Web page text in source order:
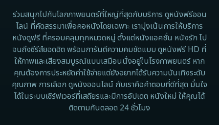
Drama ดราม่า
Dystopian
Emotional
Erotic
Family ครอบครัว
ร่วมสนุกไปกับโลกภาพยนตร์ที่ใหญ่ที่สุดกับบริการ ดูหนังฟรีออน
ไลน์ ที่คัดสรรมาเพื่อคอหนังโดยเฉพาะ เรามุ่งเน้นการให้บริการ
หนังดูฟรี ที่ครอบคลุมทุกหมวดหมู่ ตั้งแต่หนังแอคชั่น หนังรัก ไป
จนถึงซีรีส์ยอดฮิต พร้อมการันตีความคมชัดแบบ ดูหนังฟรี HD ที่
ให้ภาพและเสียงสมบูรณ์แบบเสมือนนั่งอยู่ในโรงภาพยนตร์ หาก
คุณต้องการประหยัดค่าใช้จ่ายแต่ยังอยากได้รับความบันเทิงระดับ
คุณภาพ การเลือก ดูหนังออนไลน์ กับเราคือคำตอบที่ดีที่สุด มั่นใจ
ได้ในระบบเซิร์ฟเวอร์ที่เสถียรและมีการอัปเดต หนังใหม่ ให้คุณได้
ติดตามกันตลอด 24 ชั่วโมง